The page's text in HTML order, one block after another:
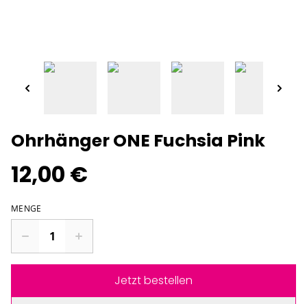
Ohrhänger ONE Fuchsia Pink
12,00 €
MENGE
Jetzt bestellen